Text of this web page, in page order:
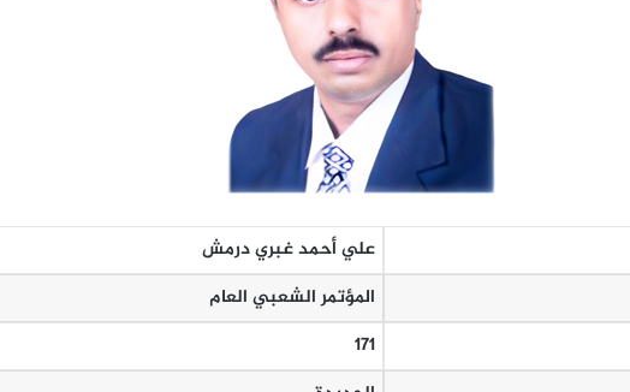
علي أحمد غبري درمش
المؤتمر الشعبي العام
171